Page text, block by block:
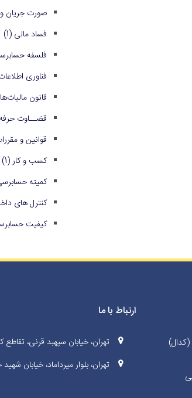
صورت جریان
فساد مالی (1)
فلسفه
فناوری
قانون
قضــاوت
قوانین و
کسب و کار(1)
کمیته
کنترل های
کیفیت
ارتباط با ما
تهران، خیابان سپهبد قرنی، تقاطع
تهران، بلوار میرداماد، خیابان